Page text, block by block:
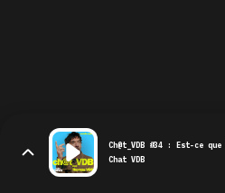
Ch@t_VDB #34 : Est-ce
Chat VDB